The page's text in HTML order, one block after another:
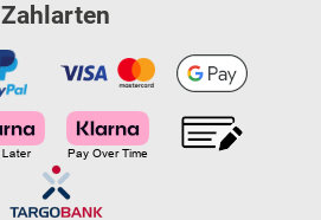
Zahlarten